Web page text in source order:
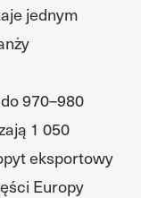
jednym
970–980
1 050
eksportowy
Europy